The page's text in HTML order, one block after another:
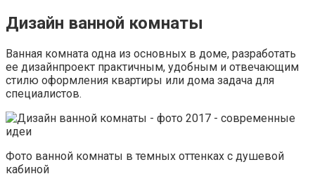
Дизайн ванной комнаты
Ванная комната одна из основных в доме, разработать
ее дизайнпроект практичным, удобным и отвечающим
стилю оформления квартиры или дома задача для
специалистов.
Фото ванной комнаты в темных оттенках с душевой
кабиной